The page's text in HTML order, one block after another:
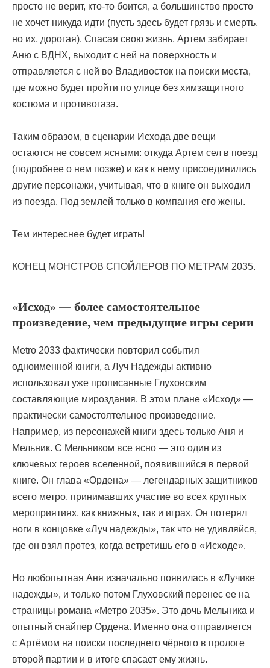
просто не верит, кто-то боится, а большинство просто
не хочет никуда идти (пусть здесь будет грязь и смерть,
но их, дорогая). Спасая свою жизнь, Артем забирает
Аню с ВДНХ, выходит с ней на поверхность и
отправляется с ней во Владивосток на поиски места,
где можно будет пройти по улице без химзащитного
костюма и противогаза.
Таким образом, в сценарии Исхода две вещи
остаются не совсем ясными: откуда Артем сел в поезд
(подробнее о нем позже) и как к нему присоединились
другие персонажи, учитывая, что в книге он выходил
из поезда. Под землей только в компания его жены.
Тем интереснее будет играть!
КОНЕЦ МОНСТРОВ СПОЙЛЕРОВ ПО МЕТРАМ 2035.
«Исход» — более самостоятельное
произведение, чем предыдущие игры серии
Metro 2033 фактически повторил события
одноименной книги, а Луч Надежды активно
использовал уже прописанные Глуховским
составляющие мироздания. В этом плане «Исход» —
практически самостоятельное произведение.
Например, из персонажей книги здесь только Аня и
Мельник. С Мельником все ясно — это один из
ключевых героев вселенной, появившийся в первой
книге. Он глава «Ордена» — легендарных защитников
всего метро, ​​принимавших участие во всех крупных
мероприятиях, как книжных, так и играх. Он потерял
ноги в концовке «Луч надежды», так что не удивляйся,
где он взял протез, когда встретишь его в «Исходе».
Но любопытная Аня изначально появилась в «Лучике
надежды», и только потом Глуховский перенес ее на
страницы романа «Метро 2035». Это дочь Мельника и
опытный снайпер Ордена. Именно она отправляется
с Артёмом на поиски последнего чёрного в прологе
второй партии и в итоге спасает ему жизнь.